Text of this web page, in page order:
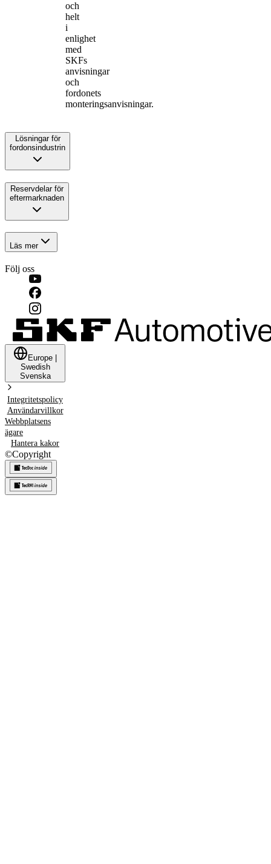
och
helt
i
enlighet
med
SKFs
anvisningar
och
fordonets
monteringsanvisningar.
Lösningar för
fordonsindustrin
Reservdelar för
eftermarknaden
Läs mer
Följ oss
Europe
Swedish
Svenska
Integritetspolicy
Användarvillkor
Webbplatsens
ägare
Hantera kakor
©Copyright